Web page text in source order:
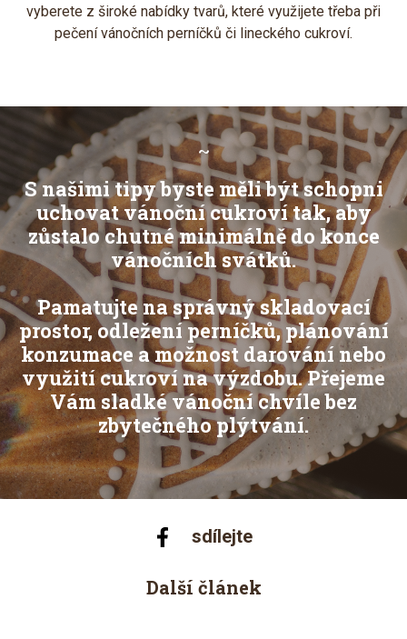
vyberete z široké nabídky tvarů, které využijete třeba při
pečení vánočních perníčků či lineckého cukroví.
~
S našimi tipy byste měli být schopni
uchovat vánoční cukroví tak, aby
zůstalo chutné minimálně do konce
vánočních svátků.
Pamatujte na správný skladovací
prostor, odležení perníčků, plánování
konzumace a možnost darování nebo
využití cukroví na výzdobu. Přejeme
Vám sladké vánoční chvíle bez
zbytečného plýtvání.
sdílejte
Další článek